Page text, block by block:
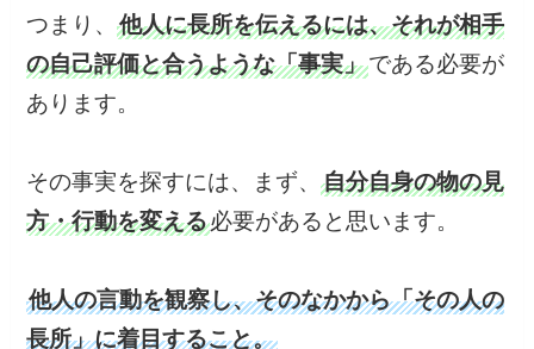
つまり、他人に長所を伝えるには、それが相手
の自己評価と合うような「事実」である必要が
あります。
その事実を探すには、まず、自分自身の物の見
方・行動を変える必要があると思います。
他人の言動を観察し、そのなかから「その人の
長所」に着目すること。